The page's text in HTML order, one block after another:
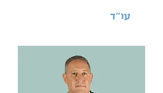
עו"ד